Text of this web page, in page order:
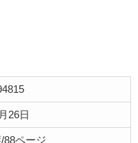
26日
88ページ